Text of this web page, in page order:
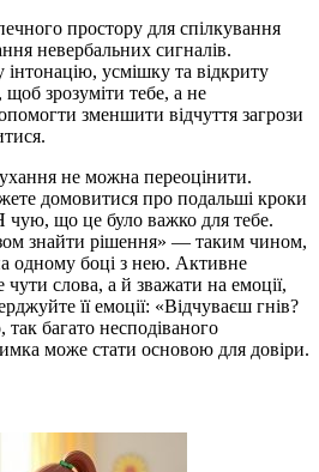
простору для спілкування
невербальних сигналів.
усмішку та відкриту
зрозуміти тебе, а не
зменшити відчуття загрози
не можна переоцінити.
домовитися про подальші кроки
чую, що це було важко для тебе.
знайти рішення» — таким чином,
одному боці з нею. Активне
слова, а й зважати на емоції,
її емоції: «Відчуваєш гнів?
багато несподіваного
може стати основою для довіри.